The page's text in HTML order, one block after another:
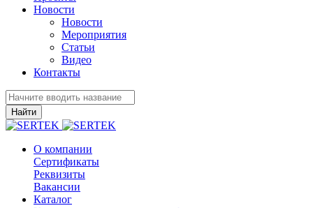
Новости
Новости
Мероприятия
Статьи
Видео
Контакты
Найти
О компании
Сертификаты
Реквизиты
Вакансии
Каталог